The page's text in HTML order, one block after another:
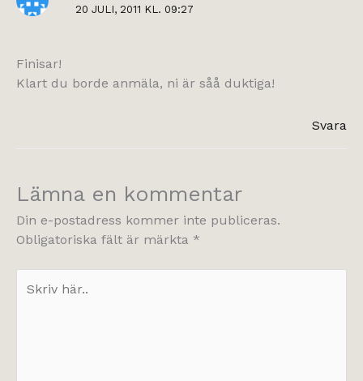
20 JULI, 2011 KL. 09:27
Finisar!
Klart du borde anmäla, ni är såå duktiga!
Svara
Lämna en kommentar
Din e-postadress kommer inte publiceras.
Obligatoriska fält är märkta *
här..